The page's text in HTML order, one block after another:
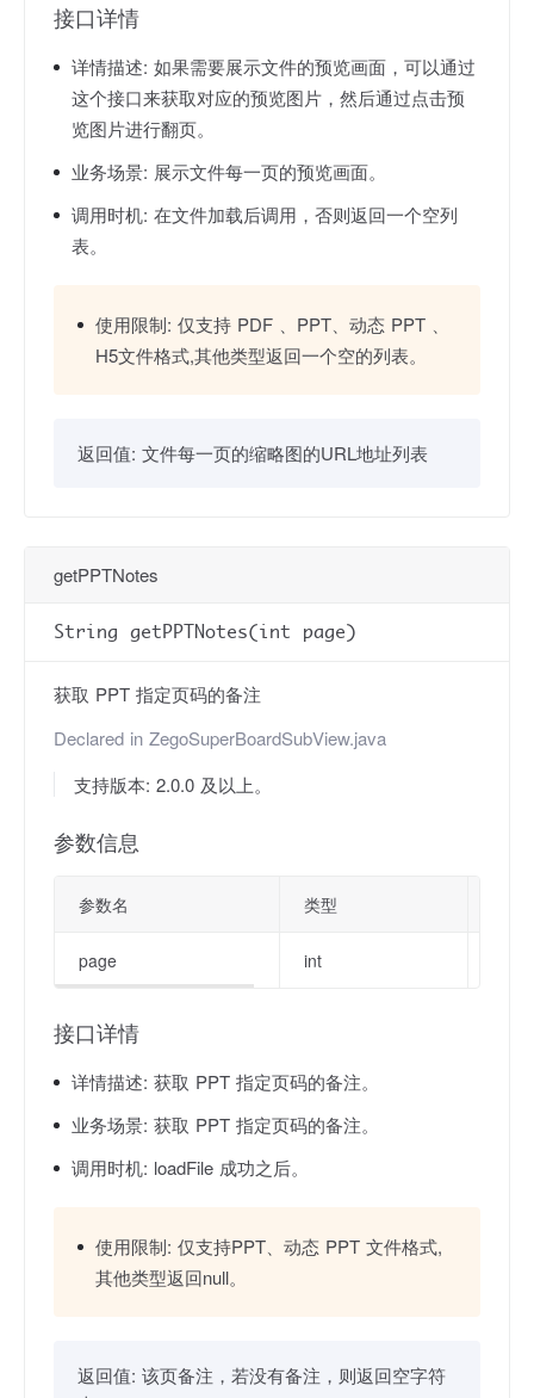
接口详情
详情描述: 如果需要展示文件的预览画面，可以通过
这个接口来获取对应的预览图片，然后通过点击预
览图片进行翻页。
业务场景: 展示文件每一页的预览画面。
调用时机: 在文件加载后调用，否则返回一个空列
表。
使用限制: 仅支持 PDF 、PPT、动态 PPT 、
H5文件格式,其他类型返回一个空的列表。
返回值: 文件每一页的缩略图的URL地址列表
getPPTNotes
String getPPTNotes(int page)
获取 PPT 指定页码的备注
Declared in ZegoSuperBoardSubView.java
支持版本: 2.0.0 及以上。
参数信息
参数名 类型
page int
接口详情
详情描述: 获取 PPT 指定页码的备注。
业务场景: 获取 PPT 指定页码的备注。
调用时机: loadFile 成功之后。
使用限制: 仅支持PPT、动态 PPT 文件格式,
其他类型返回null。
返回值: 该页备注，若没有备注，则返回空字符